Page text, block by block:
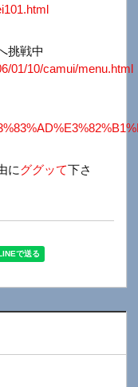
挑戦中
01/10/camui/menu.html
にググッて下さ